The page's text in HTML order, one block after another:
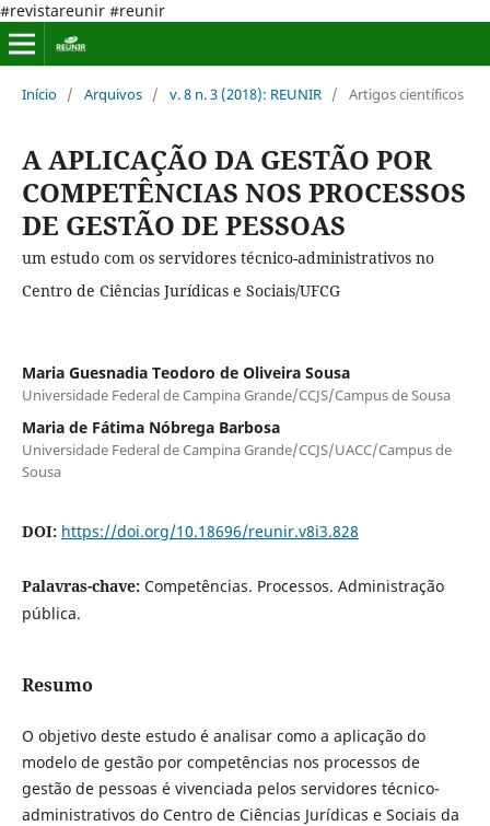
#revistareunir #reunir
Início / Arquivos / v. 8 n. 3 (2018): REUNIR / Artigos científicos
A APLICAÇÃO DA GESTÃO POR
COMPETÊNCIAS NOS PROCESSOS
DE GESTÃO DE PESSOAS
um estudo com os servidores técnico-administrativos no
Centro de Ciências Jurídicas e Sociais/UFCG
Maria Guesnadia Teodoro de Oliveira Sousa
Universidade Federal de Campina Grande/CCJS/Campus de Sousa
Maria de Fátima Nóbrega Barbosa
Universidade Federal de Campina Grande/CCJS/UACC/Campus de
Sousa
DOI: https://doi.org/10.18696/reunir.v8i3.828
Palavras-chave: Competências. Processos. Administração
pública.
Resumo
O objetivo deste estudo é analisar como a aplicação do
modelo de gestão por competências nos processos de
gestão de pessoas é vivenciada pelos servidores técnico-
administrativos do Centro de Ciências Jurídicas e Sociais da